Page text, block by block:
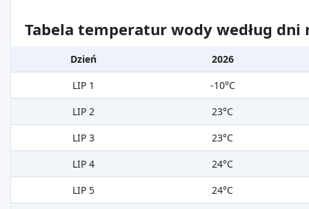
Tabela temperatur wody według dni
Dzień
2026
LIP 1
-10°C
LIP 2
23°C
LIP 3
23°C
LIP 4
24°C
LIP 5
24°C